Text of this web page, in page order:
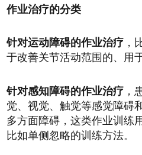
作业治疗的分类
针对运动障碍的作业治疗 ，
于改善关节活动范围的、用
针对感知障碍的作业治疗 ，
觉、视觉、触觉等感觉障碍
多方面障碍，这类作业训练
比如单侧忽略的训练方法。